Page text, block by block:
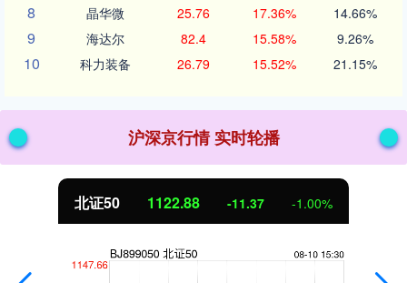
8 晶华微 25.76 17.36% 14.66%
9 海达尔 82.4 15.58% 9.26%
10 科力装备 26.79 15.52% 21.15%
沪深京行情 实时轮播
北证50 1122.88 -11.37 -1.00%